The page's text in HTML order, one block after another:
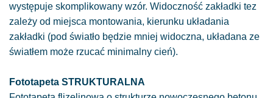
występuje skomplikowany wzór. Widoczność zakładki tez
zależy od miejsca montowania, kierunku układania
zakładki (pod światło będzie mniej widoczna, układana ze
światłem może rzucać minimalny cień).
Fototapeta STRUKTURALNA